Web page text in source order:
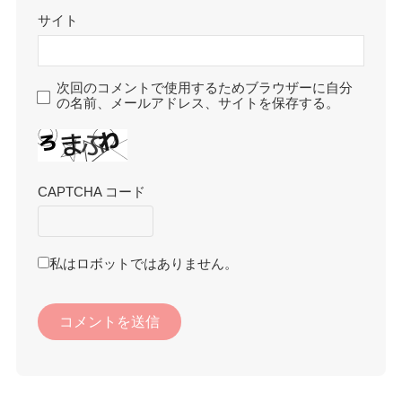
サイト
次回のコメントで使用するためブラウザーに自分
の名前、メールアドレス、サイトを保存する。
CAPTCHA コード
私はロボットではありません。